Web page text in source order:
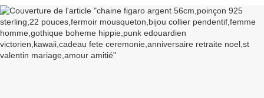
ceremonie,anniversaire retraite noel,st valentin
mariage,amour amitié